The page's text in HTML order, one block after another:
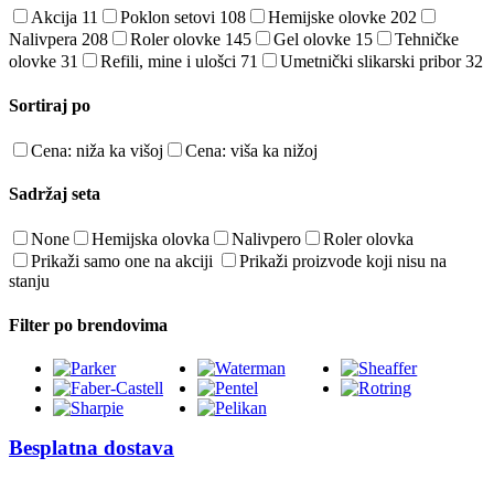
Akcija 11 Poklon setovi 108 Hemijske olovke 202
Nalivpera 208 Roler olovke 145 Gel olovke 15
Tehničke
olovke 31 Refili, mine i ulošci 71 Umetnički slikarski pribor32
Sortiraj po
Cena: niža ka višoj Cena: viša ka nižoj
Sadržaj seta
None Hemijska olovka Nalivpero
Roler olovka
Prikaži samo one na akciji
Prikaži proizvode koji nisu na
stanju
Filter po brendovima
Besplatna dostava